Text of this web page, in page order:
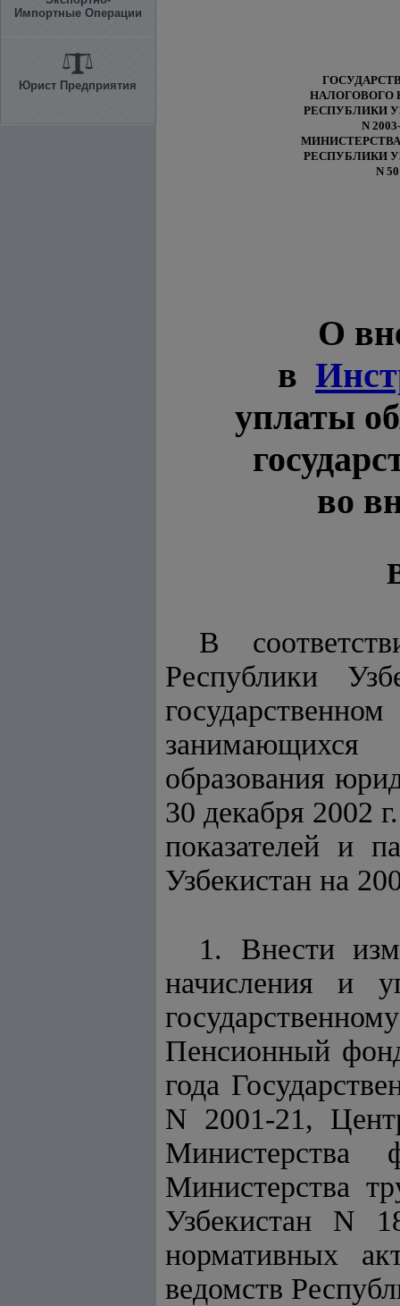
Импортные Операции
Юрист Предприятия
НАЛОГОВОГО
РЕСПУБЛИКИ
N
РЕСПУБЛИКИ
N 50
О
в
уплаты
во
В
Республики
образования
30 декабря 2002
показателей и
Узбекистан на
1. Внести
начисления и
Пенсионный
года
N 2001-21,
Министерства
Узбекистан N
нормативных
ведомств